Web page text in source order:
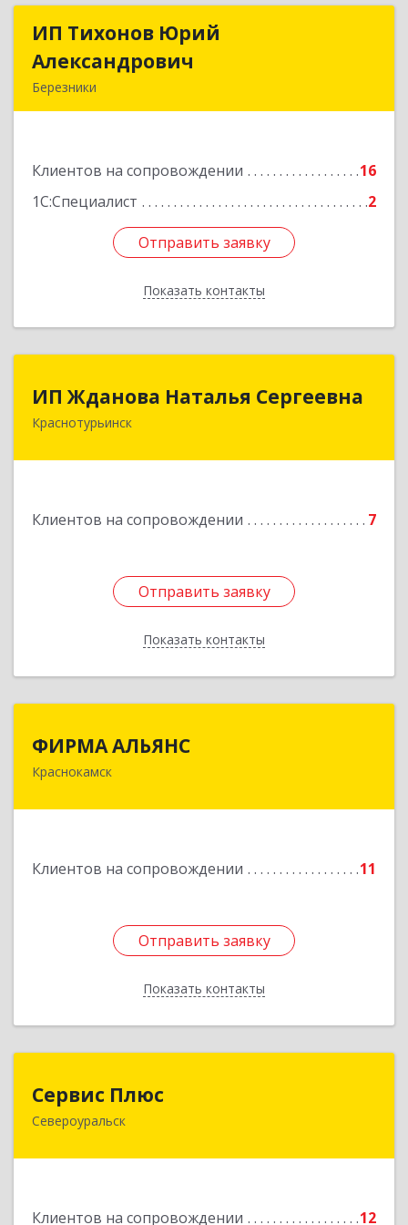
ИП Тихонов Юрий
Александрович
Березники
Клиентов на сопровождении
16
1С:Специалист
2
Отправить заявку
Показать контакты
ИП Тихонов Юрий
Подробнее
Отправить заявку
Назад
ИП Жданова Наталья Сергеевна
Краснотурьинск
Клиентов на сопровождении 7
Отправить заявку
Показать контакты
Отправить заявку
Назад
ФИРМА АЛЬЯНС
Краснокамск
Клиентов на сопровождении 11
Отправить заявку
Показать контакты
Отправить заявку
Назад
Сервис Плюс
Североуральск
Клиентов на сопровождении 12
624480, Свердловская обл, Североуральск г,